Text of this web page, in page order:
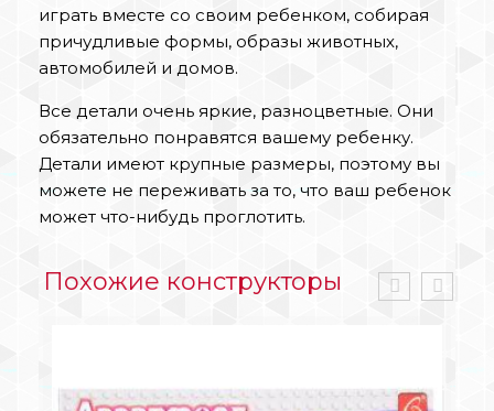
играть вместе со своим ребенком, собирая
причудливые формы, образы животных,
автомобилей и домов.
Все детали очень яркие, разноцветные. Они
обязательно понравятся вашему ребенку.
Детали имеют крупные размеры, поэтому вы
можете не переживать за то, что ваш ребенок
может что-нибудь проглотить.
Похожие конструкторы